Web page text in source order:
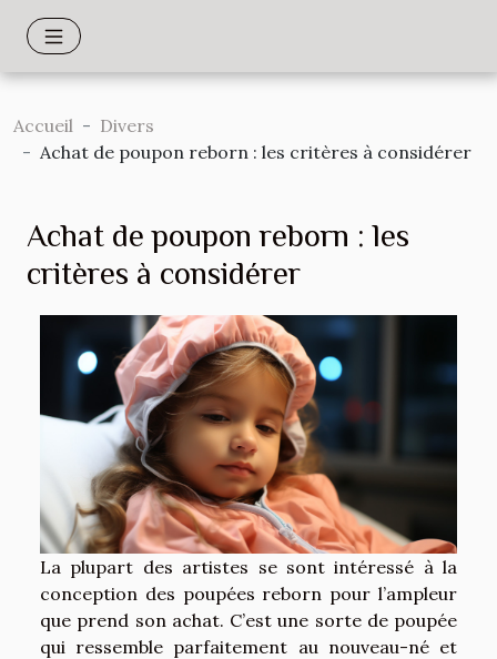
Accueil
Divers
Achat de poupon reborn : les critères à considérer
Achat de poupon reborn : les
critères à considérer
La plupart des artistes se sont intéressé à la
conception des poupées reborn pour l’ampleur
que prend son achat. C’est une sorte de poupée
qui ressemble parfaitement au nouveau-né et